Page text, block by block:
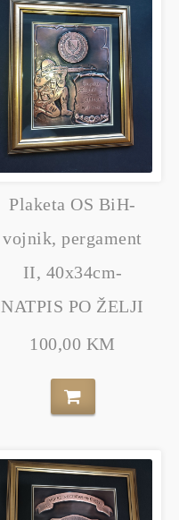
Plaketa OS BiH-
vojnik, pergament
II, 40x34cm-
NATPIS PO ŽELJI
100,00 KM